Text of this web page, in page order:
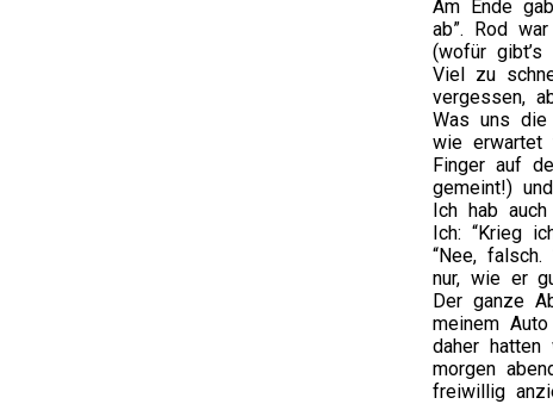
Am Ende
ab”. Rod
(wofür
Viel zu
vergessen,
Was uns die
wie erwartet
Finger auf
gemeint!)
Ich hab
Ich: “Krieg
“Nee,
nur, wie er
Der ganze
meinem
daher
morgen
freiwillig